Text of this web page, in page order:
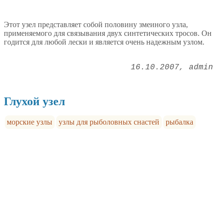
Этот узел представляет собой половину змеиного узла,
применяемого для связывания двух синтетических тросов. Он
годится для любой лески и является очень надежным узлом.
16.10.2007 admin
Глухой узел
морские узлы узлы для рыболовных снастей рыбалка